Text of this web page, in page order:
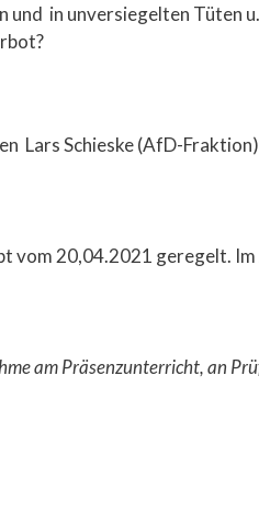
in unversiegelten Tüten
Lars Schieske (AfD-Fraktion)
vom 20,04.2021 geregelt.
am Präsenzunterricht, an